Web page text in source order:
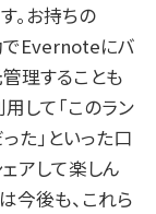
。お持ちの
でEvernoteにバ
理することも
して「このラン
た」といった口
アして楽しん
今後も、これら